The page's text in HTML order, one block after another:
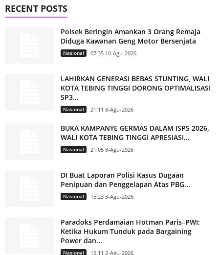
RECENT POSTS
Polsek Beringin Amankan 3 Orang Remaja
Diduga Kawanan Geng Motor Bersenjata
Nasional 07:35 10-Agu-2026
LAHIRKAN GENERASI BEBAS STUNTING, WALI
KOTA TEBING TINGGI DORONG OPTIMALISASI
SP3...
Nasional 21:11 8-Agu-2026
BUKA KAMPANYE GERMAS DALAM ISPS 2026,
WALI KOTA TEBING TINGGI APRESIASI...
Nasional 21:05 8-Agu-2026
DI Buat Laporan Polisi Kasus Dugaan
Penipuan dan Penggelapan Atas PBG...
Nasional 15:23 3-Agu-2026
Paradoks Perdamaian Hotman Paris–PWI:
Ketika Hukum Tunduk pada Bargaining
Power dan...
Nasional 15:11 2-Agu-2026